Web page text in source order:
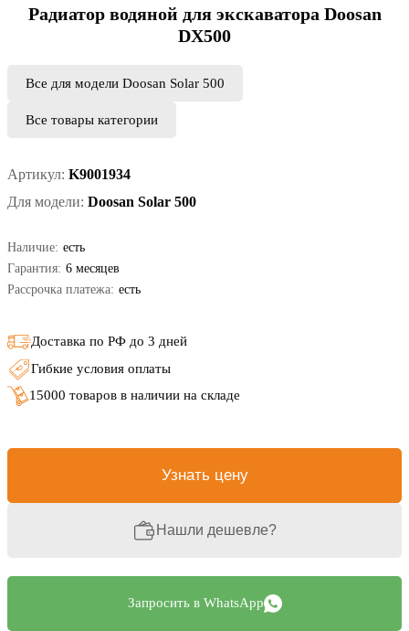
Радиатор водяной для экскаватора Doosan
DX500
Все для модели Doosan Solar 500
Все товары категории
Артикул: K9001934
Для модели: Doosan Solar 500
Наличие: есть
Гарантия: 6 месяцев
Рассрочка платежа: есть
Доставка по РФ до 3 дней
Гибкие условия оплаты
15000 товаров в наличии на складе
Узнать цену
Нашли дешевле?
Запросить в WhatsApp